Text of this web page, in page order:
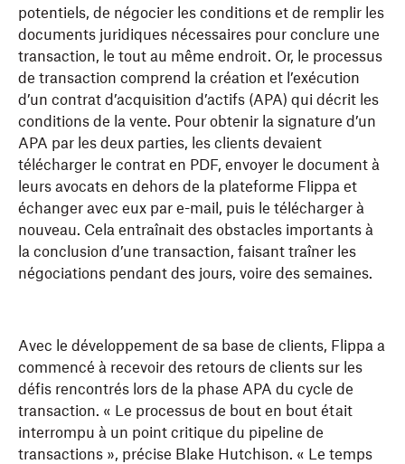
potentiels, de négocier les conditions et de remplir les
documents juridiques nécessaires pour conclure une
transaction, le tout au même endroit. Or, le processus
de transaction comprend la création et l’exécution
d’un contrat d’acquisition d’actifs (APA) qui décrit les
conditions de la vente. Pour obtenir la signature d’un
APA par les deux parties, les clients devaient
télécharger le contrat en PDF, envoyer le document à
leurs avocats en dehors de la plateforme Flippa et
échanger avec eux par e-mail, puis le télécharger à
nouveau. Cela entraînait des obstacles importants à
la conclusion d’une transaction, faisant traîner les
négociations pendant des jours, voire des semaines.
Avec le développement de sa base de clients, Flippa a
commencé à recevoir des retours de clients sur les
défis rencontrés lors de la phase APA du cycle de
transaction. « Le processus de bout en bout était
interrompu à un point critique du pipeline de
transactions », précise Blake Hutchison. « Le temps